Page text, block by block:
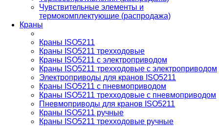
Чувствительные элементы и
термокомплектующие (распродажа)
Краны
Краны ISO5211
Краны ISO5211 трехходовые
Краны ISO5211 с электроприводом
Краны ISO5211 трехходовые с электроприводом
Электроприводы для кранов ISO5211
Краны ISO5211 с пневмоприводом
Краны ISO5211 трехходовые с пневмоприводом
Пневмоприводы для кранов ISO5211
Краны ISO5211 ручные
Краны ISO5211 трехходовые ручные